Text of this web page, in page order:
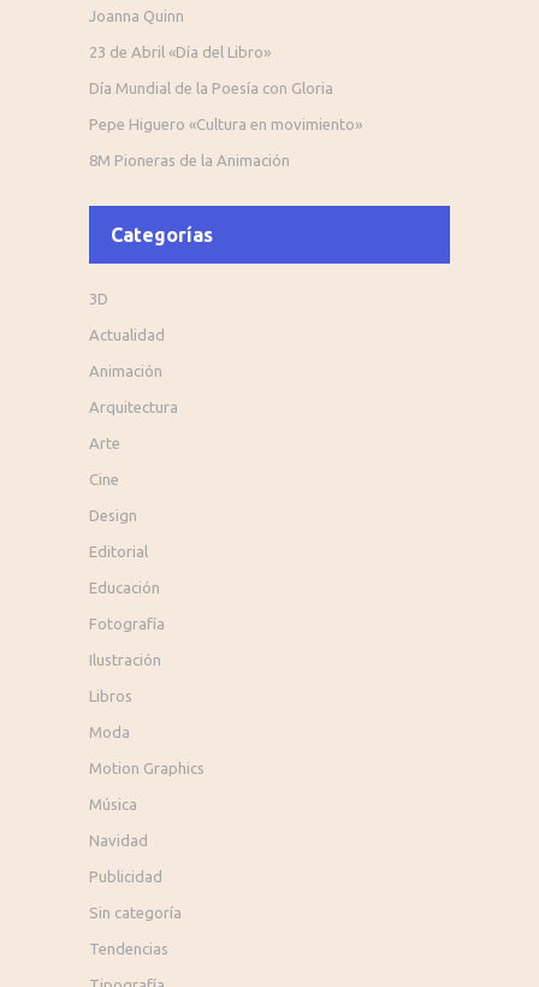
Joanna Quinn
23 de Abril «Día del Libro»
Día Mundial de la Poesía con Gloria
Pepe Higuero «Cultura en movimiento»
8M Pioneras de la Animación
Categorías
3D
Actualidad
Animación
Arquitectura
Arte
Cine
Design
Editorial
Educación
Fotografía
Ilustración
Libros
Moda
Motion Graphics
Música
Navidad
Publicidad
Sin categoría
Tendencias